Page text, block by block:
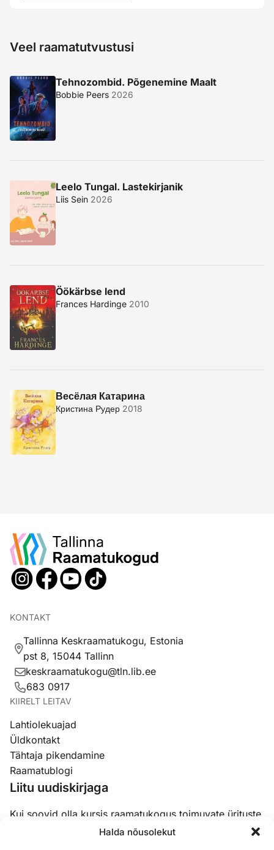
Halda nõusolekut
Veel raamatutvustusi
Tehnozombid. Põgenemine Maalt
Bobbie Peers 2026
Leelo Tungal. Lastekirjanik
Liis Sein 2026
Öökärbse lend
Frances Hardinge 2010
Весёлая Катарина
Кристина Рудер 2018
KONTAKT
Tallinna Keskraamatukogu, Estonia
pst 8, 15044 Tallinn
keskraamatukogu@tln.lib.ee
683 0917
KIIRELT LEITAV
Lahtiolekuajad
Üldkontakt
Tähtaja pikendamine
Raamatublogi
Liitu uudiskirjaga
Kui soovid olla kursis raamatukogus toimuvate ürituste,
koolituste ja uudistega, siis liitu meie uudiskirjaga.